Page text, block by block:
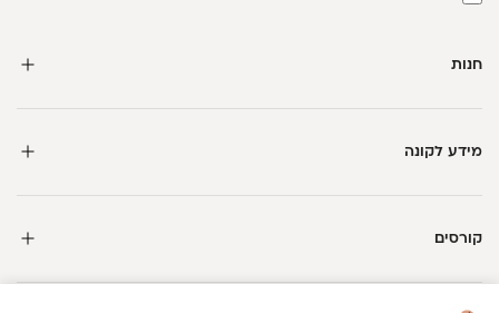
חנות
מידע לקונה
קורסים